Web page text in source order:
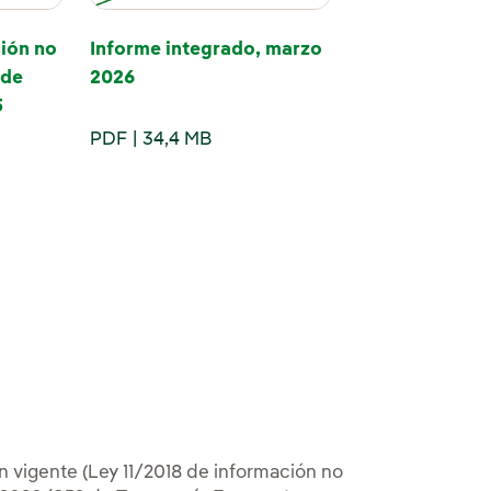
no
Informe integrado, marzo
2026
PDF 34,4 MB
(Ley 11/2018 de información no